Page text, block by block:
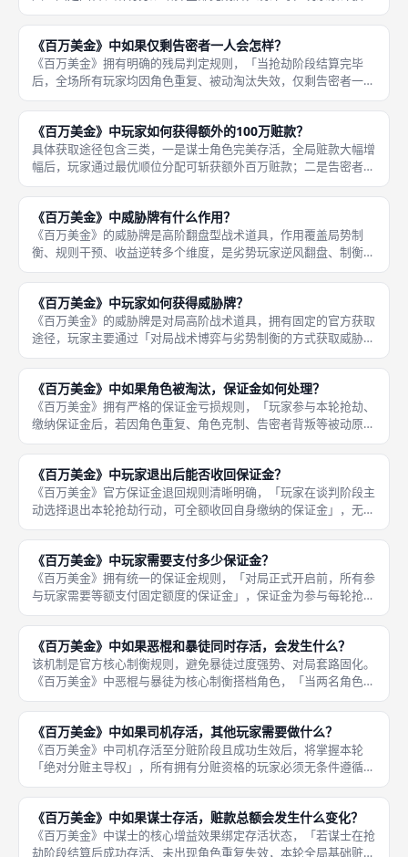
的总赃款额度」，最终赃款总额数值最高的玩家，即为全场最终胜
利者，无特殊胜利、无隐藏翻盘、无平局加轮规则，数值唯一判定
胜负，所
《百万美金》中如果仅剩告密者一人会怎样？
《百万美金》拥有明确的残局判定规则，「当抢劫阶段结算完毕
后，全场所有玩家均因角色重复、被动淘汰失效，仅剩告密者一名
有效玩家时，告密者直接独享本轮全部赃款总额」，无任何分配限
制、无收益稀释，拿下本轮满额收益，是游戏中收益上限最高的对
局场景，也
《百万美金》中玩家如何获得额外的100万赃款？
具体获取途径包含三类，一是谋士角色完美存活，全局赃款大幅增
幅后，玩家通过最优顺位分配可斩获额外百万赃款；二是告密者完
美背刺，单人独享全额赃款时，触发额外百万收益加成；三是多轮
精准规避角色重复、保证金亏损，持续稳定运营，累计触发高阶成
套收益，
《百万美金》中威胁牌有什么作用？
《百万美金》的威胁牌是高阶翻盘型战术道具，作用覆盖局势制
衡、规则干预、收益逆转多个维度，是劣势玩家逆风翻盘、制衡全
场强势玩家的核心手段，实用性极强、战术价值极高。威胁牌的核
心作用分为三类，一是强制打乱对手结盟体系，破除强势玩家的固
定合作阵容
《百万美金》中玩家如何获得威胁牌？
《百万美金》的威胁牌是对局高阶战术道具，拥有固定的官方获取
途径，玩家主要通过「对局战术博弈与劣势制衡的方式获取威胁
牌」，作为弥补对局劣势、制衡强势玩家的核心道具。威胁牌不会
随机刷新、无免费赠送机制，需要玩家通过精准的谈判拉扯、战术
取舍、局势
《百万美金》中如果角色被淘汰，保证金如何处理？
《百万美金》拥有严格的保证金亏损规则，「玩家参与本轮抢劫、
缴纳保证金后，若因角色重复、角色克制、告密者背叛等被动原因
被淘汰失效，已缴纳的保证金会直接作废清零，无法收回、无法顺
延、无法补偿」，这是对局核心的风险惩罚机制，也是提升博弈紧
张感的关
《百万美金》中玩家退出后能否收回保证金？
《百万美金》官方保证金退回规则清晰明确，「玩家在谈判阶段主
动选择退出本轮抢劫行动，可全额收回自身缴纳的保证金」，无扣
除、无亏损、无手续费，是官方给予玩家的正规止损福利机制。该
机制充分保障玩家的对局权益，允许玩家在局势不利、预判亏损
时，主动放
《百万美金》中玩家需要支付多少保证金？
《百万美金》拥有统一的保证金规则，「对局正式开启前，所有参
与玩家需要等额支付固定额度的保证金」，保证金为参与每轮抢劫
行动的基础门槛，所有玩家支付金额完全一致，从根源保障成都桌
游对局的公平公正，无差异化待遇、无新手优待、无老手加成。保
证金机制
《百万美金》中如果恶棍和暴徒同时存活，会发生什么？
该机制是官方核心制衡规则，避免暴徒过度强势、对局套路固化。
《百万美金》中恶棍与暴徒为核心制衡搭档角色，「当两名角色同
时存活且有效生效时，恶棍的克制能力会直接抵消暴徒的兜底特
权」，破除暴徒稳定保收益的核心优势，让暴徒失去无脑保底的对
局能力，两
《百万美金》中如果司机存活，其他玩家需要做什么？
《百万美金》中司机存活至分赃阶段且成功生效后，将掌握本轮
「绝对分赃主导权」，所有拥有分赃资格的玩家必须无条件遵循司
机制定的分配规则与先后顺序完成分钱，无任何反抗、修改、优先
选取的权利。司机可根据自身博弈思路、与其他玩家的结盟关系、
场上局势，
《百万美金》中如果谋士存活，赃款总额会发生什么变化？
《百万美金》中谋士的核心增益效果绑定存活状态，「若谋士在抢
劫阶段结算后成功存活、未出现角色重复失效，本轮全局基础赃款